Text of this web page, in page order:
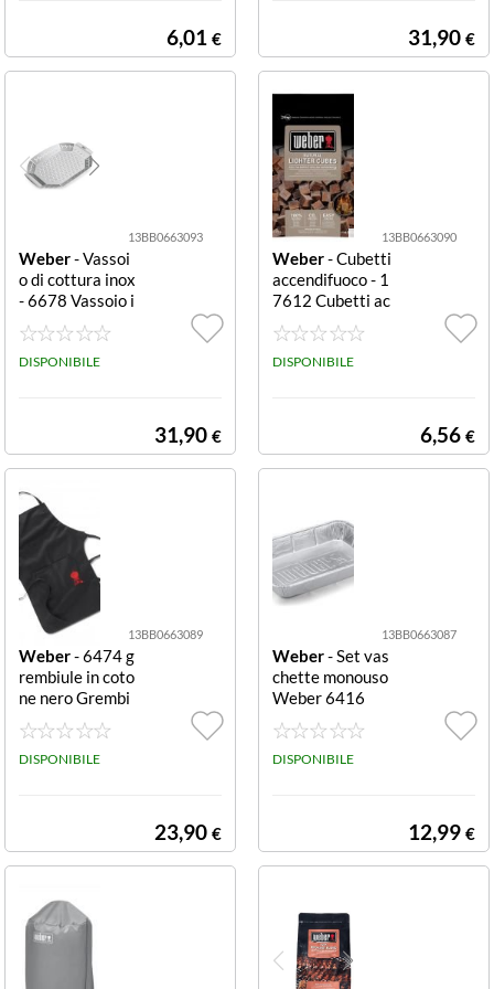
6,01 € 31,90 €
13BB0663093
Weber- Vassoi
o di cottura inox
- 6678 Vassoio i
nox per grigliare
verdure ed altri
prodotti, misure
DISPONIBILE
31,90 €
13BB0663090
Weber- Cubetti
accendifuoco - 1
7612 Cubetti ac
cendifuoco senz
a additivi aggiun
ti, confezione di
DISPONIBILE
6,56 €
13BB0663089
Weber- 6474 g
rembiule in coto
ne nero Grembi
ule in cotone ner
o con ricamo Ke
ttle rosso, tasca
DISPONIBILE
23,90 €
13BB0663087
Weber- Set vas
chette monouso
Weber 6416
DISPONIBILE
12,99 €